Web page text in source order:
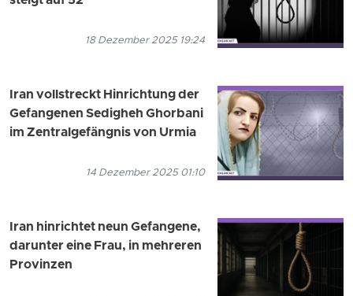
18 Dezember 2025 19:24
Iran vollstreckt Hinrichtung der
Gefangenen Sedigheh Ghorbani
im Zentralgefängnis von Urmia
14 Dezember 2025 01:10
Iran hinrichtet neun Gefangene,
darunter eine Frau, in mehreren
Provinzen